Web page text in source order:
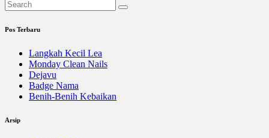
Pos Terbaru
Langkah Kecil Lea
Monday Clean Nails
Dejavu
Badge Nama
Benih-Benih Kebaikan
Arsip